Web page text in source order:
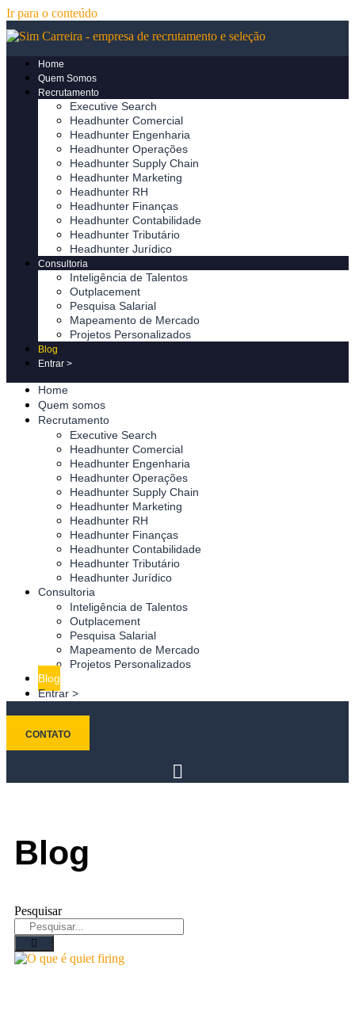
Ir para o conteúdo
Home
Quem Somos
Recrutamento
Executive Search
Headhunter Comercial
Headhunter Engenharia
Headhunter Operações
Headhunter Supply Chain
Headhunter Marketing
Headhunter RH
Headhunter Finanças
Headhunter Contabilidade
Headhunter Tributário
Headhunter Jurídico
Consultoria
Inteligência de Talentos
Outplacement
Pesquisa Salarial
Mapeamento de Mercado
Projetos Personalizados
Blog
Entrar >
Home
Quem somos
Recrutamento
Executive Search
Headhunter Comercial
Headhunter Engenharia
Headhunter Operações
Headhunter Supply Chain
Headhunter Marketing
Headhunter RH
Headhunter Finanças
Headhunter Contabilidade
Headhunter Tributário
Headhunter Jurídico
Consultoria
Inteligência de Talentos
Outplacement
Pesquisa Salarial
Mapeamento de Mercado
Projetos Personalizados
Blog
Entrar >
CONTATO
Blog
Pesquisar